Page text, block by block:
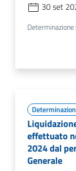
30 set
effettuato
2024 dal
Generale